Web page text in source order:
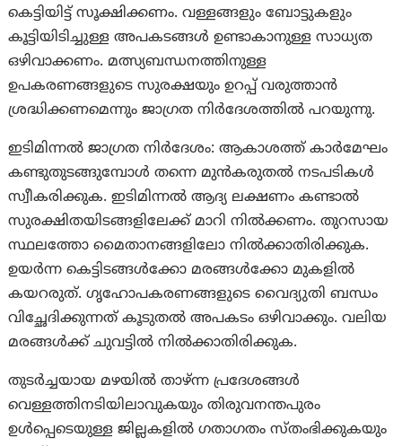
കെട്ടിയിട്ട് സൂക്ഷിക്കണം. വള്ളങ്ങളും ബോട്ടുകളും
കൂട്ടിയിടിച്ചുള്ള അപകടങ്ങള്‍ ഉണ്ടാകാനുള്ള സാധ്യത
ഒഴിവാക്കണം. മത്സ്യബന്ധനത്തിനുള്ള
ഉപകരണങ്ങളുടെ സുരക്ഷയും ഉറപ്പ് വരുത്താന്‍
ശ്രദ്ധിക്കണമെന്നും ജാഗ്രത നിര്‍ദേശത്തില്‍ പറയുന്നു.
ഇടിമിന്നല്‍ ജാഗ്രത നിര്‍ദേശം: ആകാശത്ത് കാര്‍മേഘം
കണ്ടുതുടങ്ങുമ്പോള്‍ തന്നെ മുന്‍കരുതല്‍ നടപടികള്‍
സ്വീകരിക്കുക. ഇടിമിന്നല്‍ ആദ്യ ലക്ഷണം കണ്ടാല്‍
സുരക്ഷിതയിടങ്ങളിലേക്ക് മാറി നില്‍ക്കണം. തുറസായ
സ്ഥലത്തോ മൈതാനങ്ങളിലോ നില്‍ക്കാതിരിക്കുക.
ഉയര്‍ന്ന കെട്ടിടങ്ങള്‍ക്കോ മരങ്ങള്‍ക്കോ മുകളില്‍
കയറരുത്. ഗൃഹോപകരണങ്ങളുടെ വൈദ്യുതി ബന്ധം
വിച്ഛേദിക്കുന്നത് കൂടുതല്‍ അപകടം ഒഴിവാക്കും. വലിയ
മരങ്ങള്‍ക്ക് ചുവട്ടില്‍ നില്‍ക്കാതിരിക്കുക.
തുടർച്ചയായ മഴയിൽ താഴ്ന്ന പ്രദേശങ്ങൾ
വെള്ളത്തിനടിയിലാവുകയും തിരുവനന്തപുരം
ഉൾപ്പെടെയുള്ള ജില്ലകളിൽ ഗതാഗതം സ്തംഭിക്കുകയും